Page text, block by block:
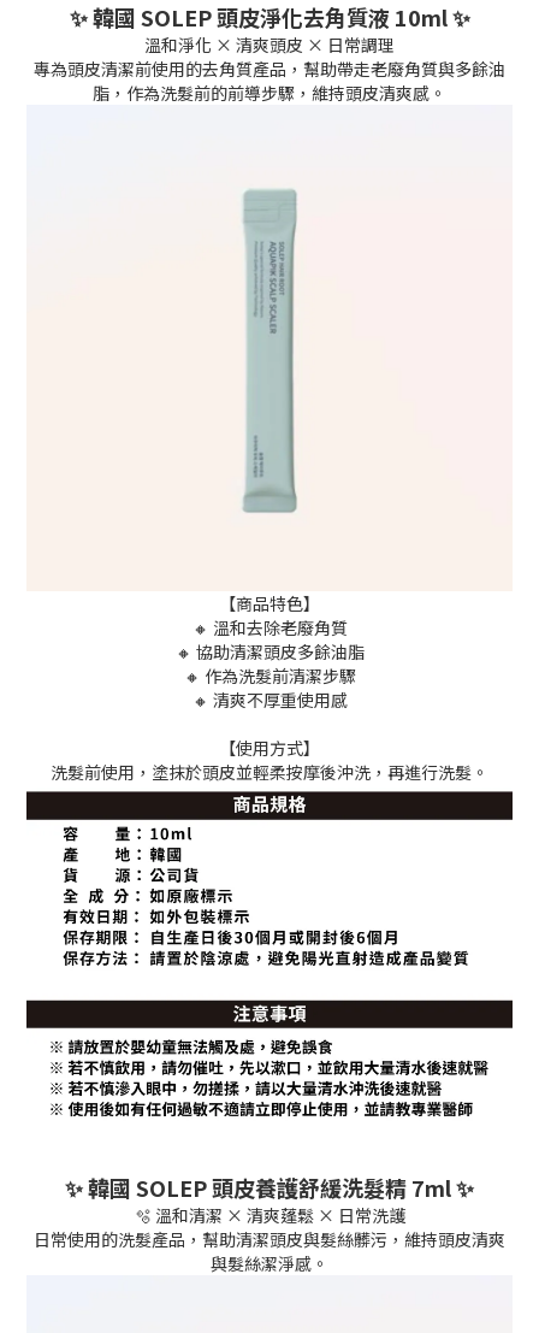
✨ 韓國 SOLEP 頭皮淨化去角質液 10ml ✨
溫和淨化 × 清爽頭皮 × 日常調理
專為頭皮清潔前使用的去角質產品，幫助帶走老廢角質與多餘油
脂，作為洗髮前的前導步驟，維持頭皮清爽感。
【商品特色】
🔸 溫和去除老廢角質
🔸 協助清潔頭皮多餘油脂
🔸 作為洗髮前清潔步驟
🔸 清爽不厚重使用感
【使用方式】
洗髮前使用，塗抹於頭皮並輕柔按摩後沖洗，再進行洗髮。
✨ 韓國 SOLEP 頭皮養護舒緩洗髮精 7ml ✨
🫧 溫和清潔 × 清爽蓬鬆 × 日常洗護
日常使用的洗髮產品，幫助清潔頭皮與髮絲髒污，維持頭皮清爽
與髮絲潔淨感。